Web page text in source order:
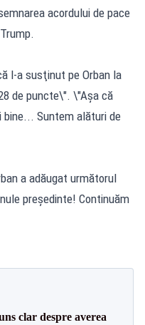
acordului de pace
l-a susţinut pe Orban la
de puncte\". \"Aşa că
Suntem alături de
a adăugat următorul
preşedinte! Continuăm
clar despre averea